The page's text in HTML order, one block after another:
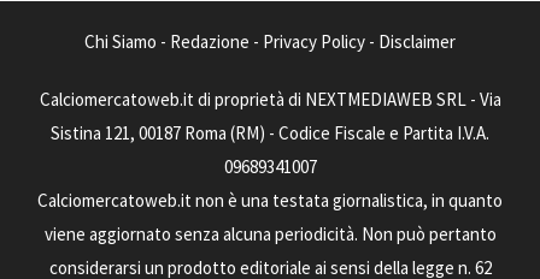
Chi Siamo - Redazione - Privacy Policy - Disclaimer
Calciomercatoweb.it di proprietà di NEXTMEDIAWEB SRL - Via
Sistina 121, 00187 Roma (RM) - Codice Fiscale e Partita I.V.A.
09689341007
Calciomercatoweb.it non è una testata giornalistica, in quanto
viene aggiornato senza alcuna periodicità. Non può pertanto
considerarsi un prodotto editoriale ai sensi della legge n. 62